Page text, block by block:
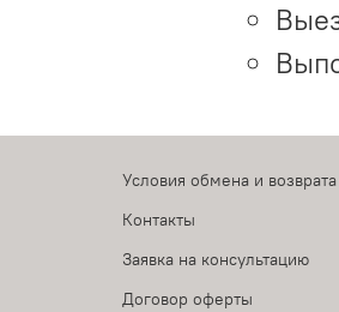
Условия обмена и возврата
Контакты
Заявка на консультацию
Договор оферты